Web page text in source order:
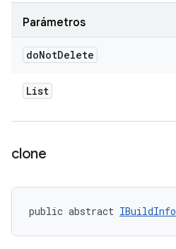
Parámetros
doNotDelete
List
clone
public abstract IBuildInfo